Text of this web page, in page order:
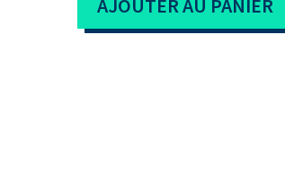
AJOUTER AU PANIER